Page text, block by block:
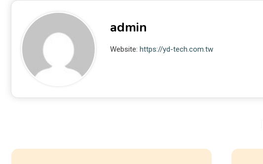
admin
Website:https://yd-tech.com.tw